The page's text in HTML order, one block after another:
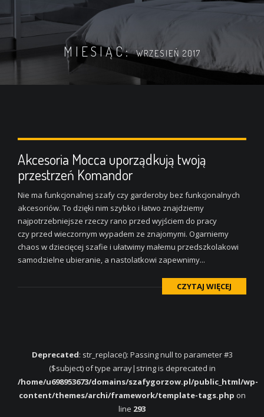
MIESIĄC:WRZESIEŃ 2017
Akcesoria Mocca uporządkują twoją
przestrzeń Komandor
Nie ma funkcjonalnej szafy czy garderoby bez funkcjonalnych
akcesoriów. To dzięki nim szybko i łatwo znajdziemy
najpotrzebniejsze rzeczy rano przed wyjściem do pracy
czy przed wieczornym wypadem ze znajomymi. Ogarniemy
chaos w dziecięcej szafie i ułatwimy małemu przedszkolakowi
samodzielne ubieranie, a nastolatkowi zapewnimy...
CZYTAJ WIĘCEJ
Deprecated: str_replace(): Passing null to parameter #3
($subject) of type array|string is deprecated in
/home/u698953673/domains/szafygorzow.pl/public_html/wp-
content/themes/archi/framework/template-tags.php on
line 293